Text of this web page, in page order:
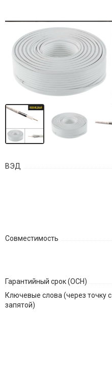
ВЭД
Совместимость
Гарантийный срок (ОСН)
Ключевые слова (через точку с
запятой)